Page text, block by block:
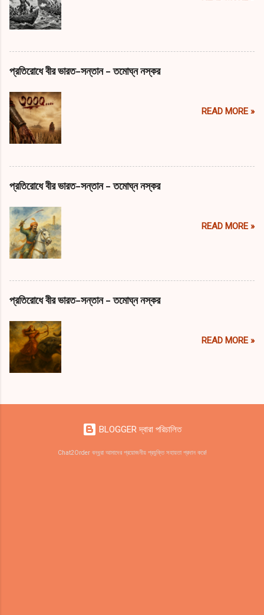
প্রতিরোধে বীর ভারত-সন্তান - তমোঘ্ন নস্কর
READ MORE »
প্রতিরোধে বীর ভারত-সন্তান - তমোঘ্ন নস্কর
READ MORE »
প্রতিরোধে বীর ভারত-সন্তান - তমোঘ্ন নস্কর
READ MORE »
BLOGGER দ্বারা পরিচালিত
Chat2Order বন্ধুরা আমাদের প্রয়োজনীয় প্রযুক্তি সহায়তা প্রদান করে!